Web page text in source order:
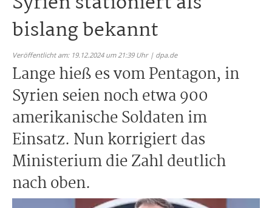
bislang bekannt
Veröffentlicht am: 19.12.2024 um 21:39 Uhr | dpa.de
Lange hieß es vom Pentagon, in
Syrien seien noch etwa 900
amerikanische Soldaten im
Einsatz. Nun korrigiert das
Ministerium die Zahl deutlich
nach oben.